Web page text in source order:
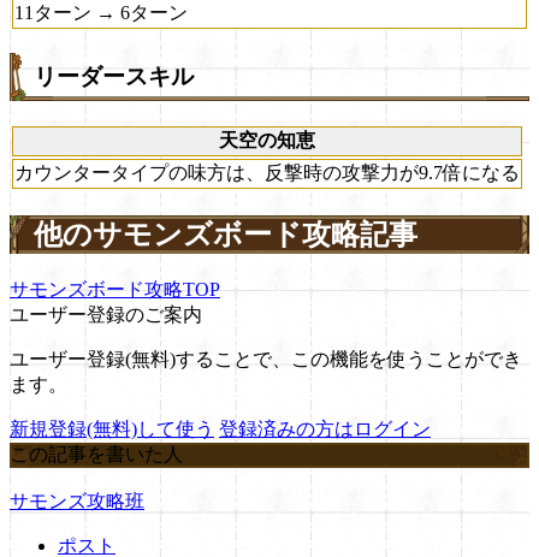
11ターン → 6ターン
リーダースキル
天空の知恵
カウンタータイプの味方は、反撃時の攻撃力が9.7倍になる
他のサモンズボード攻略記事
サモンズボード攻略TOP
ユーザー登録のご案内
ユーザー登録(無料)することで、この機能を使うことができ
ます。
新規登録(無料)して使う 登録済みの方はログイン
この記事を書いた人
サモンズ攻略班
ポスト